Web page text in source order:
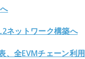
ネットワーク構築へ
全EVMチェーン利用